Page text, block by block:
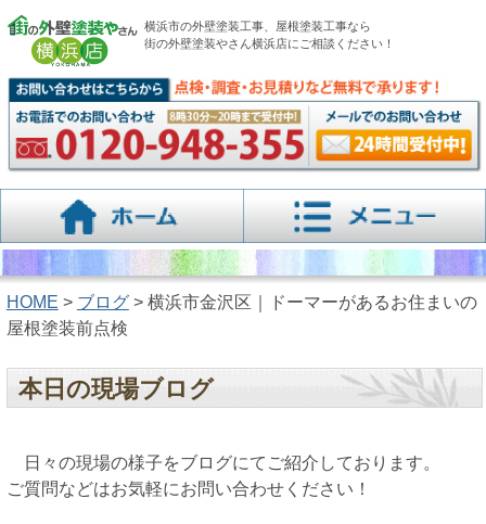
横浜市の外壁塗装工事、屋根塗装工事なら
街の外壁塗装やさん横浜店にご相談ください！
HOME > ブログ> 横浜市金沢区｜ドーマーがあるお住まいの
屋根塗装前点検
本日の現場ブログ
日々の現場の様子をブログにてご紹介しております。
ご質問などはお気軽にお問い合わせください！